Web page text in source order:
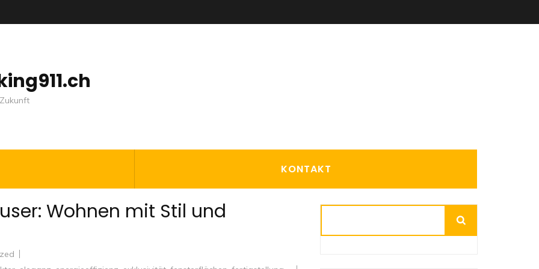
KONTAKT
Wohnen mit Stil und